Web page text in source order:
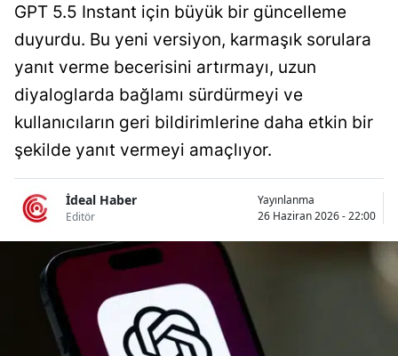
Aydın
Balıkesir
Bilecik
Bingöl
Bitlis
Bolu
GPT 5.5 Instant için büyük bir güncelleme
duyurdu. Bu yeni versiyon, karmaşık sorulara
yanıt verme becerisini artırmayı, uzun
diyaloglarda bağlamı sürdürmeyi ve
kullanıcıların geri bildirimlerine daha etkin bir
şekilde yanıt vermeyi amaçlıyor.
İdeal Haber
Editör
Yayınlanma
26 Haziran 2026 - 22:00